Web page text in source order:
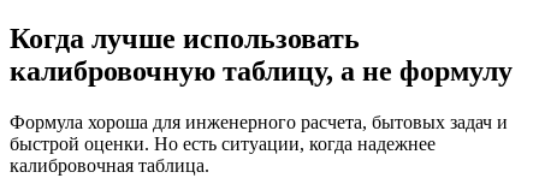
Когда лучше использовать
калибровочную таблицу, а не формулу
Формула хороша для инженерного расчета, бытовых задач и
быстрой оценки. Но есть ситуации, когда надежнее
калибровочная таблица.